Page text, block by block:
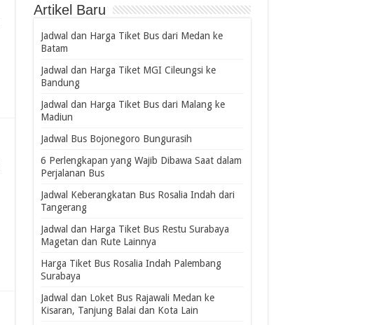
Artikel Baru
Jadwal dan Harga Tiket Bus dari Medan ke
Batam
Jadwal dan Harga Tiket MGI Cileungsi ke
Bandung
Jadwal dan Harga Tiket Bus dari Malang ke
Madiun
Jadwal Bus Bojonegoro Bungurasih
6 Perlengkapan yang Wajib Dibawa Saat dalam
Perjalanan Bus
Jadwal Keberangkatan Bus Rosalia Indah dari
Tangerang
Jadwal dan Harga Tiket Bus Restu Surabaya
Magetan dan Rute Lainnya
Harga Tiket Bus Rosalia Indah Palembang
Surabaya
Jadwal dan Loket Bus Rajawali Medan ke
Kisaran, Tanjung Balai dan Kota Lain